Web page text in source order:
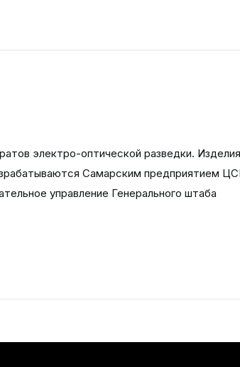
электро-оптической разведки.
Самарским предприятием
управление Генерального штаба